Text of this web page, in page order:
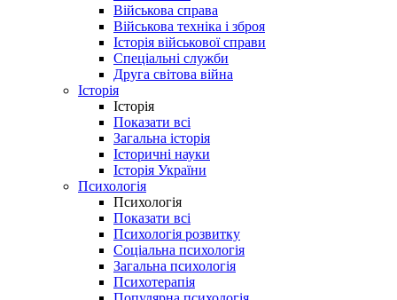
Військова справа
Військова техніка і зброя
Історія військової справи
Спеціальні служби
Друга світова війна
Історія
Історія
Показати всі
Загальна історія
Історичні науки
Історія України
Психологія
Психологія
Показати всі
Психологія розвитку
Соціальна психологія
Загальна психологія
Психотерапія